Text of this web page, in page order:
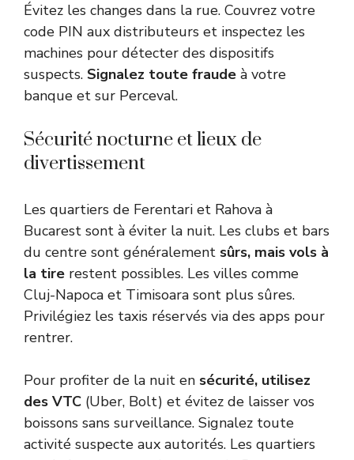
Évitez les changes dans la rue. Couvrez votre
code PIN aux distributeurs et inspectez les
machines pour détecter des dispositifs
suspects. Signalez toute fraude à votre
banque et sur Perceval.
Sécurité nocturne et lieux de
divertissement
Les quartiers de Ferentari et Rahova à
Bucarest sont à éviter la nuit. Les clubs et bars
du centre sont généralement sûrs, mais vols à
la tire restent possibles. Les villes comme
Cluj-Napoca et Timisoara sont plus sûres.
Privilégiez les taxis réservés via des apps pour
rentrer.
Pour profiter de la nuit en sécurité, utilisez
des VTC (Uber, Bolt) et évitez de laisser vos
boissons sans surveillance. Signalez toute
activité suspecte aux autorités. Les quartiers